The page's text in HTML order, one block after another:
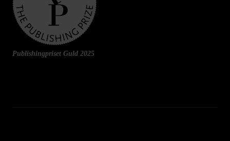
Publishingpriset Guld 2025